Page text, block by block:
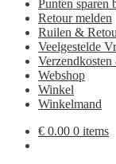
Punten
Retour melden
Ruilen &
Veelgestelde
Webshop
Winkel
Winkelmand
€ 0.00 0 items